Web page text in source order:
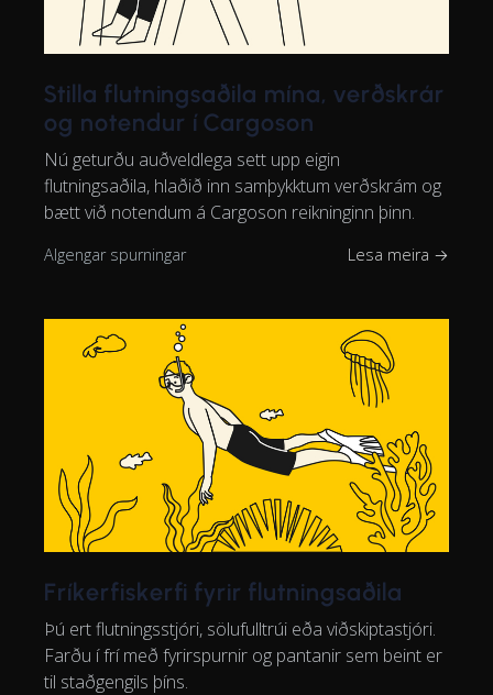
Stilla flutningsaðila mína, verðskrár
og notendur í Cargoson
Nú geturðu auðveldlega sett upp eigin
flutningsaðila, hlaðið inn samþykktum verðskrám og
bætt við notendum á Cargoson reikninginn þinn.
Algengar spurningar Lesa meira →
Fríkerfiskerfi fyrir flutningsaðila
Þú ert flutningsstjóri, sölufulltrúi eða viðskiptastjóri.
Farðu í frí með fyrirspurnir og pantanir sem beint er
til staðgengils þíns.